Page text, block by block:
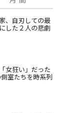
、自刃しての最
した２人の悲劇
女狂い」だった
室たちを時系列